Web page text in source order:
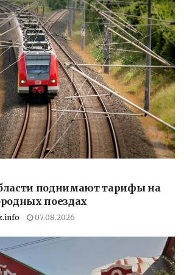
поднимают тарифы на
поездах
07.08.2026